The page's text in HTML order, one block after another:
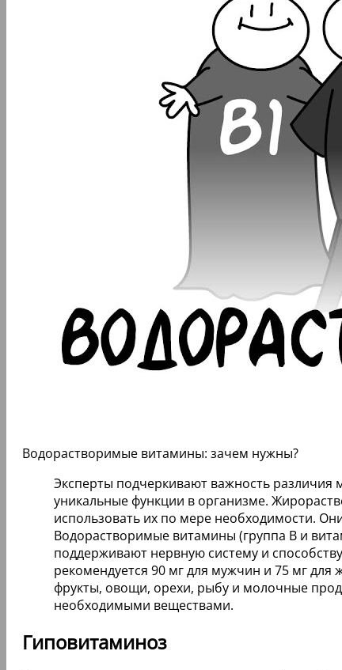
Водорастворимые витамины: зачем нужны?
Эксперты подчеркивают важность
уникальные функции в организме.
использовать их по мере необходимости.
Водорастворимые витамины (группа B и
поддерживают нервную систему и
рекомендуется 90 мг для мужчин и 75 мг
фрукты, овощи, орехи, рыбу и молочные
необходимыми веществами.
Гиповитаминоз